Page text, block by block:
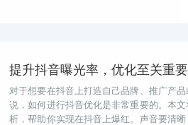
对于想要在抖音上打造自己品牌、推广产
说，如何进行抖音优化是非常重要的。本
析，帮助你实现在抖音上爆红。声音要清